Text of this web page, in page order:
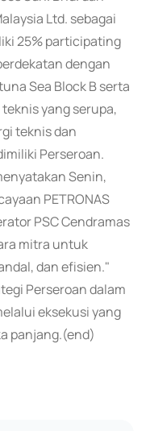
Ltd. sebagai
25% participating
dengan
Sea Block B serta
yang serupa,
teknis dan
Perseroan.
Senin,
PETRONAS
PSC Cendramas
mitra untuk
dan efisien."
Perseroan dalam
eksekusi yang
panjang.(end)